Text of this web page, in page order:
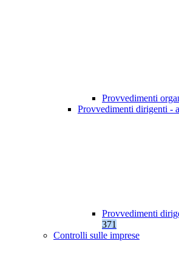
Provvedimenti
Provvedimenti dirigenti -
Provvedimenti
371
Controlli sulle imprese